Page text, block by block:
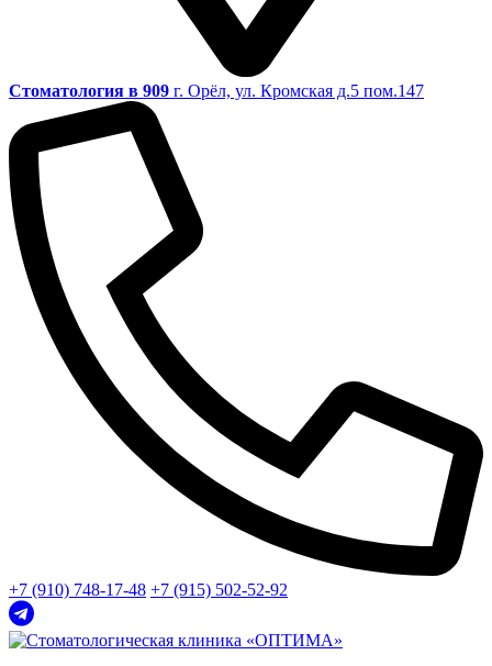
Стоматология в 909 г. Орёл, ул. Кромская д.5 пом.147
+7 (910) 748-17-48 +7 (915) 502-52-92